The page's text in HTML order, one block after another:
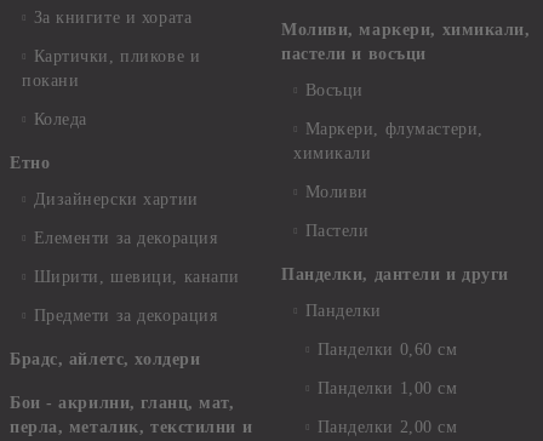
За книгите и хората
Картички, пликове и
покани
Коледа
Етно
Дизайнерски хартии
Елементи за декорация
Ширити, шевици, канапи
Предмети за декорация
Брадс, айлетс, холдери
Бои - акрилни, гланц, мат,
перла, металик, текстилни и
Моливи, маркери, химикали,
пастели и восъци
Восъци
Маркери, флумастери,
химикали
Моливи
Пастели
Панделки, дантели и други
Панделки
Панделки 0,60 см
Панделки 1,00 см
Панделки 2,00 см